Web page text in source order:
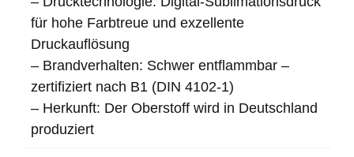
für hohe Farbtreue und exzellente
Druckauflösung
– Brandverhalten: Schwer entflammbar –
zertifiziert nach B1 (DIN 4102-1)
– Herkunft: Der Oberstoff wird in Deutschland
produziert